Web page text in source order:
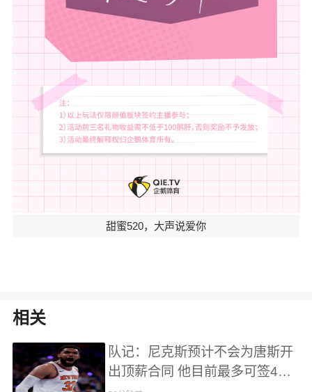
甜蜜520，大声说爱你
相关
队记：尼克斯预计不会为唐斯开
出顶薪合同 他目前最多可签4年